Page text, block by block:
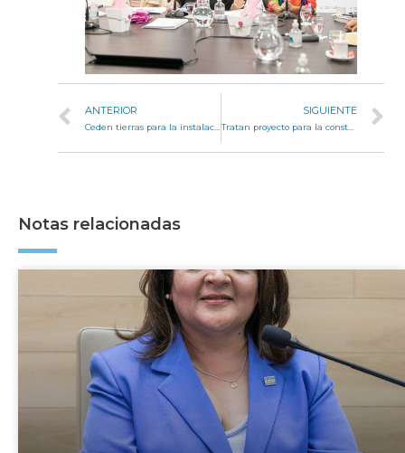
ANTERIOR
Ceden tierras para la instalación del Parque Industrial de Tancacha
SIGUIENTE
Tratan proyecto para la construcción del Club Comunal Social y Deportivo de San Roque
Notas relacionadas